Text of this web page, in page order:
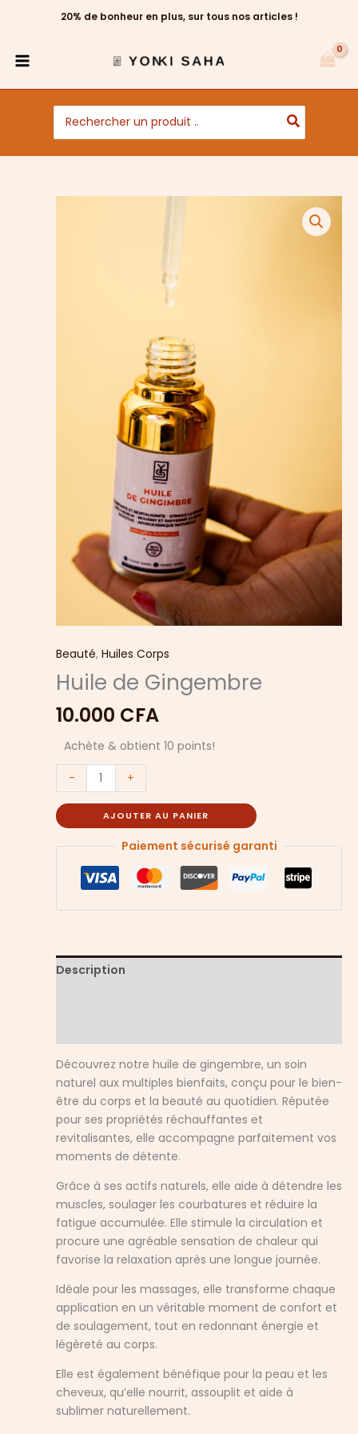
20% de bonheur en plus, sur tous nos articles !
Search
for:
Beauté, Huiles Corps
Huile de Gingembre
10.000 CFA
Achète & obtient 10 points!
-
+
AJOUTER AU PANIER
Paiement sécurisé garanti
Description
Découvrez notre huile de gingembre, un soin
naturel aux multiples bienfaits, conçu pour le bien-
être du corps et la beauté au quotidien. Réputée
pour ses propriétés réchauffantes et
revitalisantes, elle accompagne parfaitement vos
moments de détente.
Grâce à ses actifs naturels, elle aide à détendre les
muscles, soulager les courbatures et réduire la
fatigue accumulée. Elle stimule la circulation et
procure une agréable sensation de chaleur qui
favorise la relaxation après une longue journée.
Idéale pour les massages, elle transforme chaque
application en un véritable moment de confort et
de soulagement, tout en redonnant énergie et
légèreté au corps.
Elle est également bénéfique pour la peau et les
cheveux, qu’elle nourrit, assouplit et aide à
sublimer naturellement.